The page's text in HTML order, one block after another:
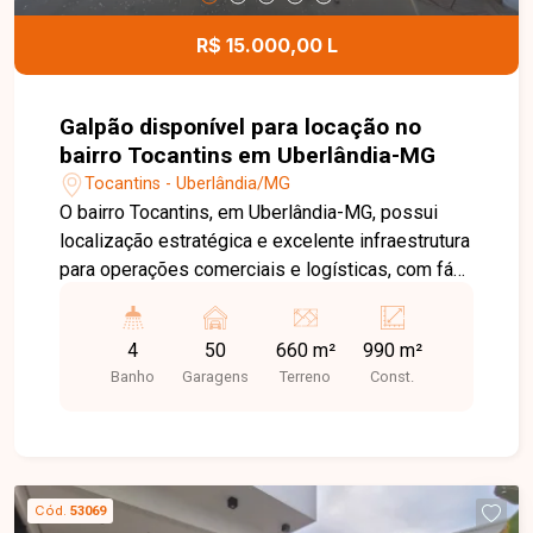
R$ 15.000,00 L
Galpão disponível para locação no
bairro Tocantins em Uberlândia-MG
Tocantins - Uberlândia/MG
O bairro Tocantins, em Uberlândia-MG, possui
localização estratégica e excelente infraestrutura
para operações comerciais e logísticas, com fácil
A região é ideal para empresas que necessitam
de agilidade no transporte, distribuição e
movimentação de cargas. Galpão comercial em
conta ainda com terreno lateral de 330m², ampla
área externa para pátio de manobras ou
4
Banho
50
Garagens
660 m²
Terreno
990 m²
Const.
Cód. 53069